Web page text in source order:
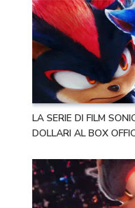
LA SERIE DI FILM
DOLLARI AL BOX